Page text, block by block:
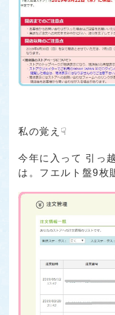
私の覚え☟
今年に入って 引っ
は。フエルト盤9枚